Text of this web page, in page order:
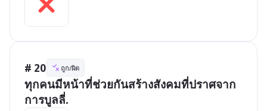
# 20 ถูก/ผิด
ทุกคนมีหน้าที่ช่วยกันสร้างสังคมที่ปราศจาก
การบูลลี่.